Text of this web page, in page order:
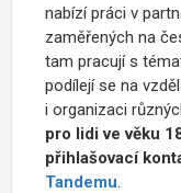
nabízí práci v
zaměřených na
tam pracují s
podílejí se na
i organizaci
pro lidi ve věku
přihlašovací
Tandemu.